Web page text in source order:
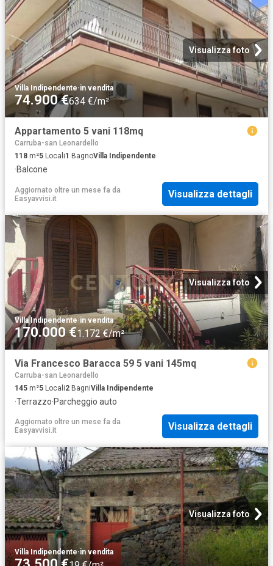
Visualizza foto
Villa Indipendente·in vendita
74.900 €634 €/m²
Appartamento 5 vani 118mq
Carruba-san Leonardello
118 m²5 Locali1 BagnoVilla Indipendente
·Balcone
Aggiornato oltre un mese fa da
Easyavvisi.it
Visualizza dettagli
Visualizza foto
Villa Indipendente·in vendita
170.000 €1.172 €/m²
Via Francesco Baracca 59 5 vani 145mq
Carruba-san Leonardello
145 m²5 Locali2 BagniVilla Indipendente
·Terrazzo·Parcheggio auto
Aggiornato oltre un mese fa da
Easyavvisi.it
Visualizza dettagli
Visualizza foto
Villa Indipendente·in vendita